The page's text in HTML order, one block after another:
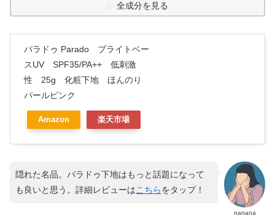
全成分を見る
パラドゥ Parado ブライトベー
スUV SPF35/PA++ 低刺激
性 25g 化粧下地 ほんのり
パールピンク
Amazon 楽天市場
nanana
隠れた名品。パラドゥ下地はもっと話題になって
も良いと思う。詳細レビューはこちらをタップ！